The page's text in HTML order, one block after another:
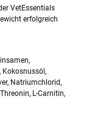
VetEssentials
erfolgreich
Kokosnussöl,
Natriumchlorid,
L-Carnitin,